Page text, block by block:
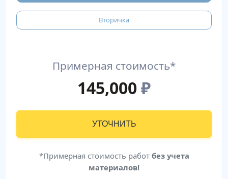
Вторичка
Примерная стоимость*
145,000₽
УТОЧНИТЬ
*Примерная стоимость работ без учета
материалов!